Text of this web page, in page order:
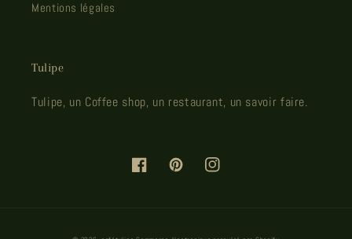
Mentions légales
Tulipe
Tulipe, un Coffee shop, un restaurant, un savoir faire.
FacebookPinterestInstagram